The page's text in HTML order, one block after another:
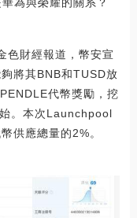
財經報道，幣安宣
將其BNB和TUSD放
代幣獎勵，挖
。本次Launchpool
供應總量的2%。